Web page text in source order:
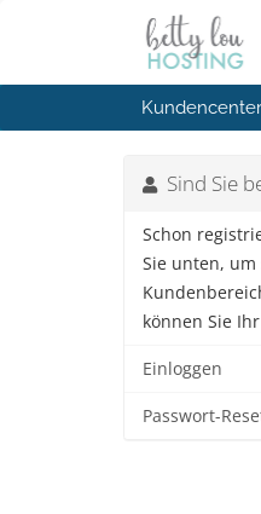
Sind Sie
Schon
Sie unten,
können Sie
Einloggen
Passwort-